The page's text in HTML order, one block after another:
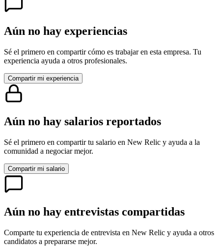
Aún no hay experiencias
Sé el primero en compartir cómo es trabajar en esta empresa. Tu
experiencia ayuda a otros profesionales.
Compartir mi experiencia
Aún no hay salarios reportados
Sé el primero en compartir tu salario en New Relic y ayuda a la
comunidad a negociar mejor.
Compartir mi salario
Aún no hay entrevistas compartidas
Comparte tu experiencia de entrevista en New Relic y ayuda a otros
candidatos a prepararse mejor.